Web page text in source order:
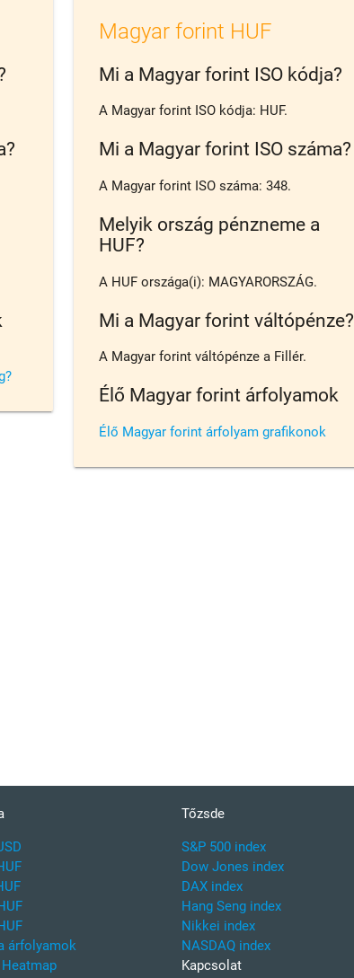
Magyar forint HUF
Mi a Magyar forint ISO kódja?
A Magyar forint ISO kódja: HUF.
Mi a Magyar forint ISO száma?
A Magyar forint ISO száma: 348.
Melyik ország pénzneme a
HUF?
A HUF országa(i): MAGYARORSZÁG.
Mi a Magyar forint váltópénze?
A Magyar forint váltópénze a Fillér.
Élő Magyar forint árfolyamok
Élő Magyar forint árfolyam grafikonok
árfolyamok
Tőzsde
S&P 500 index
Dow Jones index
DAX index
Hang Seng index
Nikkei index
NASDAQ index
Kapcsolat